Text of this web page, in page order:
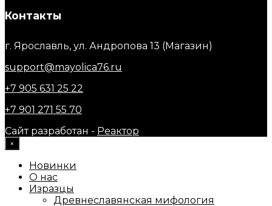
Контакты
г. Ярославль, ул. Андропова 13 (Магазин)
support@mayolica76.ru
+7 905 631 25 22
+7 901 271 55 70
Сайт разработан - Реактор
×
Новинки
О нас
Изразцы
Древнеславянская мифология